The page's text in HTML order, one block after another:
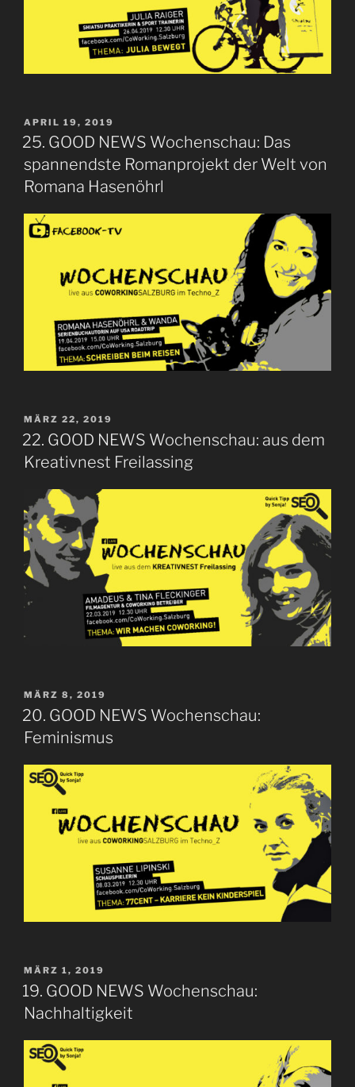
VERÖFFENTLICHT
AM
APRIL 19, 2019
25. GOOD NEWS Wochenschau: Das
spannendste Romanprojekt der Welt von
Romana Hasenöhrl
VERÖFFENTLICHT
AM
MÄRZ 22, 2019
22. GOOD NEWS Wochenschau: aus dem
Kreativnest Freilassing
VERÖFFENTLICHT
AM
MÄRZ 8, 2019
20. GOOD NEWS Wochenschau:
Feminismus
VERÖFFENTLICHT
AM
MÄRZ 1, 2019
19. GOOD NEWS Wochenschau:
Nachhaltigkeit